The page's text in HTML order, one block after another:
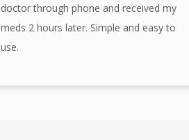
doctor through phone and received my
meds 2 hours later. Simple and easy to
use.